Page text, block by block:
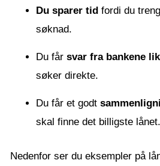
Du sparer tidfordi du
søknad.
Du får svar fra bankene
søker direkte.
Du får et godt
skal finne det billigste lånet.
Nedenfor ser du eksempler på